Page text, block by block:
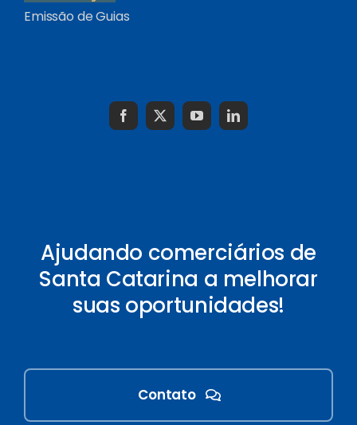
Emissão de Guias
Ajudando comerciários de
Santa Catarina a melhorar
suas oportunidades!
Contato